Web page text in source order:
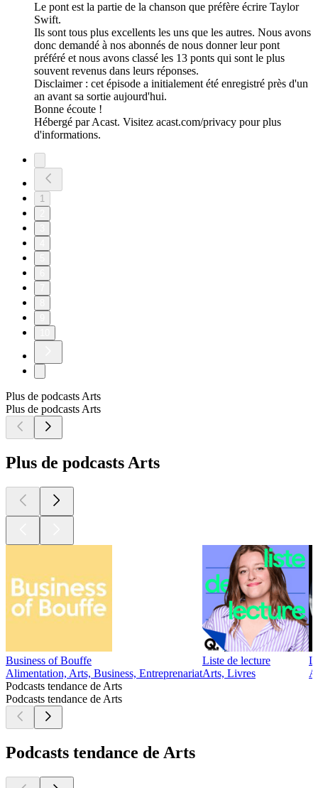
Le pont est la partie de la chanson que préfère écrire Taylor
Swift.
Ils sont tous plus excellents les uns que les autres. Nous avons
donc demandé à nos abonnés de nous donner leur pont
préféré et nous avons classé les 13 ponts qui sont le plus
souvent revenus dans leurs réponses.
Disclaimer : cet épisode a initialement été enregistré près d'un
an avant sa sortie aujourd'hui.
Bonne écoute !
Hébergé par Acast. Visitez acast.com/privacy pour plus
d'informations.
1
Plus de podcasts Arts
Plus de podcasts Arts
Plus de podcasts Arts
Business of Bouffe
Alimentation, Arts, Business, Entreprenariat
Liste de lecture
Arts, Livres
Podcasts tendance de Arts
Podcasts tendance de Arts
Podcasts tendance de Arts